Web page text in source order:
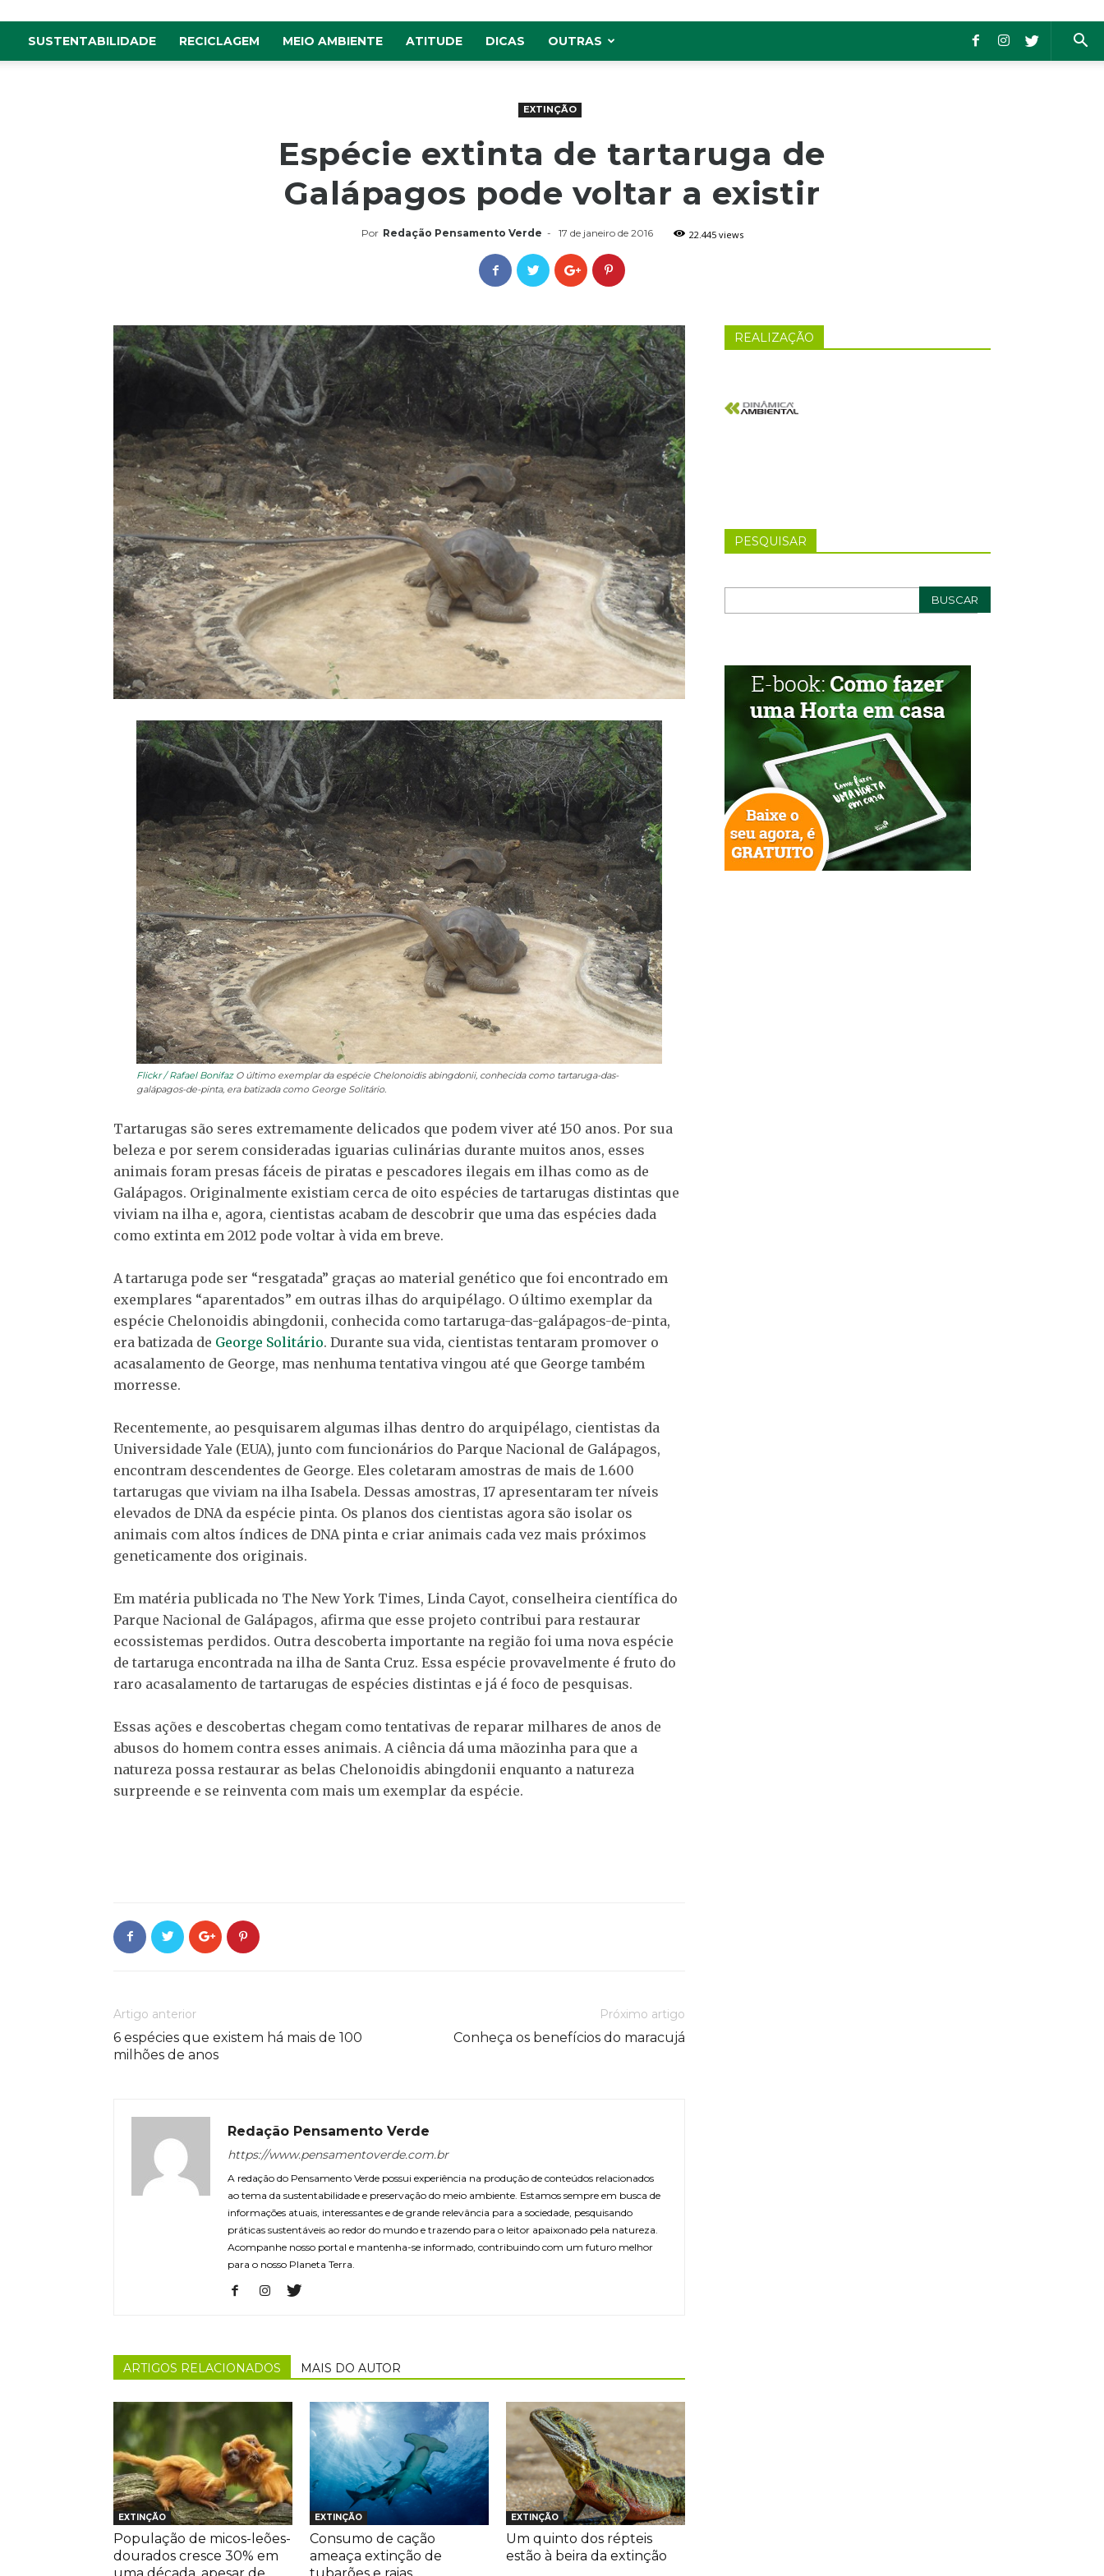
SUSTENTABILIDADE RECICLAGEM MEIO AMBIENTE ATITUDE DICAS OUTRAS
EXTINÇÃO
Espécie extinta de tartaruga de
Galápagos pode voltar a existir
Por Redação Pensamento Verde - 17 de janeiro de 2016 22.445 views
Flickr / Rafael BonifazO último exemplar da espécie Chelonoidis abingdonii, conhecida como tartaruga-das-
galápagos-de-pinta, era batizada como George Solitário.
Tartarugas são seres extremamente delicados que podem viver até 150 anos. Por sua
beleza e por serem consideradas iguarias culinárias durante muitos anos, esses
animais foram presas fáceis de piratas e pescadores ilegais em ilhas como as de
Galápagos. Originalmente existiam cerca de oito espécies de tartarugas distintas que
viviam na ilha e, agora, cientistas acabam de descobrir que uma das espécies dada
como extinta em 2012 pode voltar à vida em breve.
A tartaruga pode ser “resgatada” graças ao material genético que foi encontrado em
exemplares “aparentados” em outras ilhas do arquipélago. O último exemplar da
espécie Chelonoidis abingdonii, conhecida como tartaruga-das-galápagos-de-pinta,
era batizada de George Solitário. Durante sua vida, cientistas tentaram promover o
acasalamento de George, mas nenhuma tentativa vingou até que George também
morresse.
Recentemente, ao pesquisarem algumas ilhas dentro do arquipélago, cientistas da
Universidade Yale (EUA), junto com funcionários do Parque Nacional de Galápagos,
encontram descendentes de George. Eles coletaram amostras de mais de 1.600
tartarugas que viviam na ilha Isabela. Dessas amostras, 17 apresentaram ter níveis
elevados de DNA da espécie pinta. Os planos dos cientistas agora são isolar os
animais com altos índices de DNA pinta e criar animais cada vez mais próximos
geneticamente dos originais.
Em matéria publicada no The New York Times, Linda Cayot, conselheira científica do
Parque Nacional de Galápagos, afirma que esse projeto contribui para restaurar
ecossistemas perdidos. Outra descoberta importante na região foi uma nova espécie
de tartaruga encontrada na ilha de Santa Cruz. Essa espécie provavelmente é fruto do
raro acasalamento de tartarugas de espécies distintas e já é foco de pesquisas.
Essas ações e descobertas chegam como tentativas de reparar milhares de anos de
abusos do homem contra esses animais. A ciência dá uma mãozinha para que a
natureza possa restaurar as belas Chelonoidis abingdonii enquanto a natureza
surpreende e se reinventa com mais um exemplar da espécie.
Artigo anterior
6 espécies que existem há mais de 100
milhões de anos
Próximo artigo
Conheça os benefícios do maracujá
Redação Pensamento Verde
https://www.pensamentoverde.com.br
A redação do Pensamento Verde possui experiência na produção de conteúdos relacionados
ao tema da sustentabilidade e preservação do meio ambiente. Estamos sempre em busca de
informações atuais, interessantes e de grande relevância para a sociedade, pesquisando
práticas sustentáveis ao redor do mundo e trazendo para o leitor apaixonado pela natureza.
Acompanhe nosso portal e mantenha-se informado, contribuindo com um futuro melhor
para o nosso Planeta Terra.
ARTIGOS RELACIONADOS MAIS DO AUTOR
EXTINÇÃO
População de micos-leões-
dourados cresce 30% em
uma década, apesar de
EXTINÇÃO
Consumo de cação
ameaça extinção de
tubarões e raias
EXTINÇÃO
Um quinto dos répteis
estão à beira da extinção
REALIZAÇÃO
PESQUISAR